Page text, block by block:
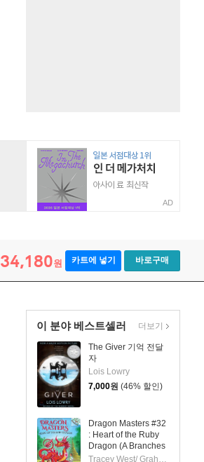
AD
34,180원 카트에 넣기 바로구매
이 분야 베스트셀러
The Giver 기억 전달
자
Lois Lowry
7,000원 (46% 할인)
Dragon Masters #32
: Heart of the Ruby
Dragon (A Branches
Book)
Tracey West/ Graham Howells (ILT)
더보기